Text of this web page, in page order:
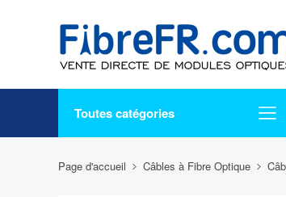
Toutes catégories
Page d'accueil Câbles à Fibre Optique